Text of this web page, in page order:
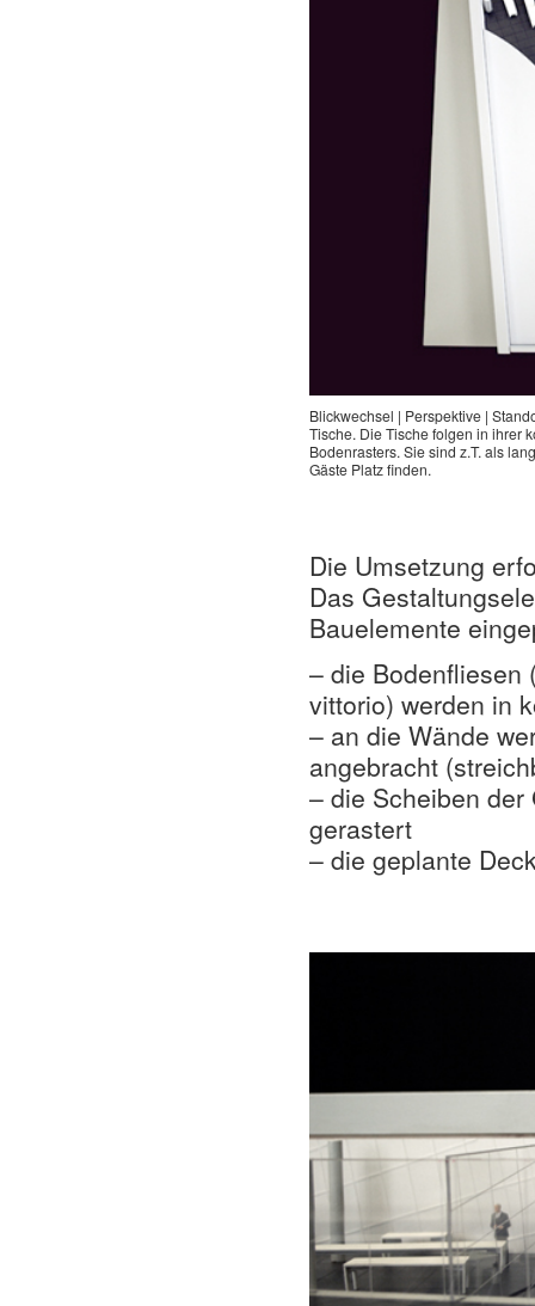
Blickwechsel | Perspektive |
Tische. Die Tische folgen in ihrer
Bodenrasters. Sie sind z.T. als
Gäste Platz finden.
Die Umsetzung
Das
Bauelemente
– die Bodenfliesen
vittorio) werden in
– an die Wände
angebracht
– die Scheiben
gerastert
– die geplante